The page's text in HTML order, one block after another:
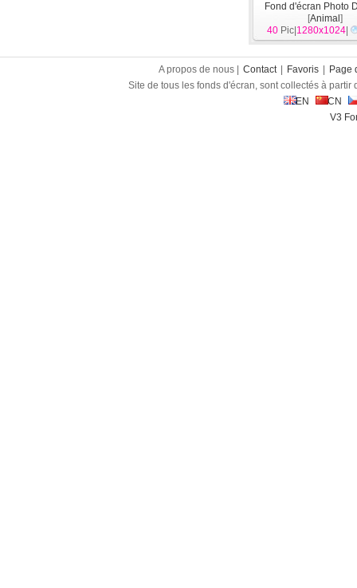
Fond d'écran Photo
[Animal ]
40 Pic| 1280x1024
A propos de nous | Contact Favoris
Page
Site de tous les fonds d'écran, sont collectés à
EN
CN
V3